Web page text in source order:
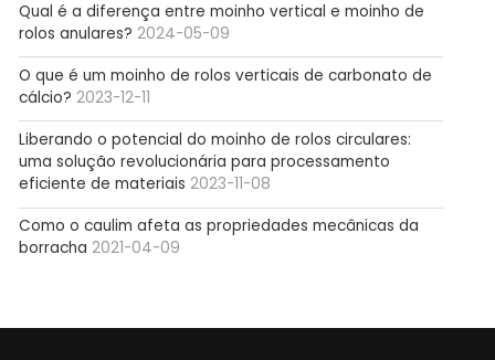
Qual é a diferença entre moinho vertical e moinho de
rolos anulares? 2024-05-09
O que é um moinho de rolos verticais de carbonato de
cálcio? 2023-12-11
Liberando o potencial do moinho de rolos circulares:
uma solução revolucionária para processamento
eficiente de materiais 2023-11-08
Como o caulim afeta as propriedades mecânicas da
borracha 2021-04-09